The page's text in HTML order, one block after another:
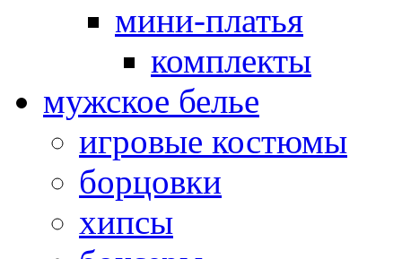
мини-платья
комплекты
мужское белье
игровые костюмы
борцовки
хипсы